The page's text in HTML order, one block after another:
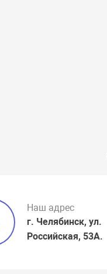
Наш адрес
г. Челябинск, ул.
Российская, 53А.